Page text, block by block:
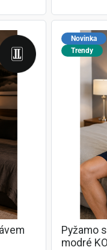
Novinka
Trendy
Pyžamo
modré